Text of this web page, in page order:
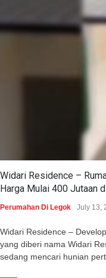
Widari Residence –
Harga Mulai 400 Jutaan
Perumahan Di Legok July 13,
Widari Residence –
yang diberi nama Widari
sedang mencari hunian